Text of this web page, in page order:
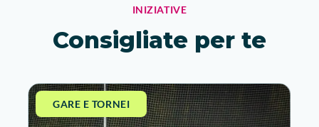
INIZIATIVE
Consigliate per te
GARE E TORNEI